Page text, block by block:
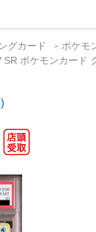
グカード
ポケモ
SR ポケモンカード